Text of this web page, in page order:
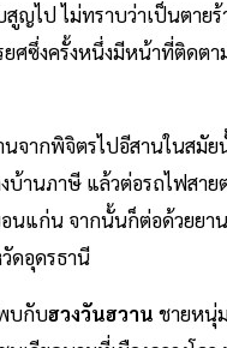
สูญไป ไม่ทราบว่าเป็นตาย
ศซึ่งครั้งหนึ่งมีหน้าที่ติดตา
นจากพิจิตรไปอีสานในสมัย
บ้านภาษี แล้วต่อรถไฟสาย
นแก่น จากนั้นก็ต่อด้วยยา
ดอุดรธานี
บกับฮวงวันฮวาน ชายหนุ่